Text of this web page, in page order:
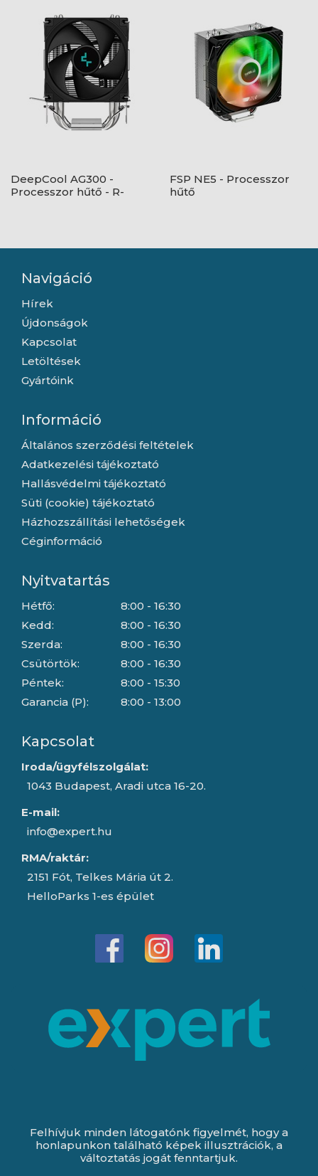
DeepCool AG300 -
Processzor hűtő - R-
FSP NE5 - Processzor
hűtő
Navigáció
Hírek
Újdonságok
Kapcsolat
Letöltések
Gyártóink
Információ
Általános szerződési feltételek
Adatkezelési tájékoztató
Hallásvédelmi tájékoztató
Süti (cookie) tájékoztató
Házhozszállítási lehetőségek
Céginformáció
Nyitvatartás
Hétfő:
Kedd:
Szerda:
Csütörtök:
Péntek:
Garancia (P):
8:00 - 16:30
8:00 - 16:30
8:00 - 16:30
8:00 - 16:30
8:00 - 15:30
8:00 - 13:00
Kapcsolat
Iroda/ügyfélszolgálat:
1043 Budapest, Aradi utca 16-20.
E-mail:
info@expert.hu
RMA/raktár:
2151 Fót, Telkes Mária út 2.
HelloParks 1-es épület
Felhívjuk minden látogatónk figyelmét, hogy a
honlapunkon található képek illusztrációk, a
változtatás jogát fenntartjuk.